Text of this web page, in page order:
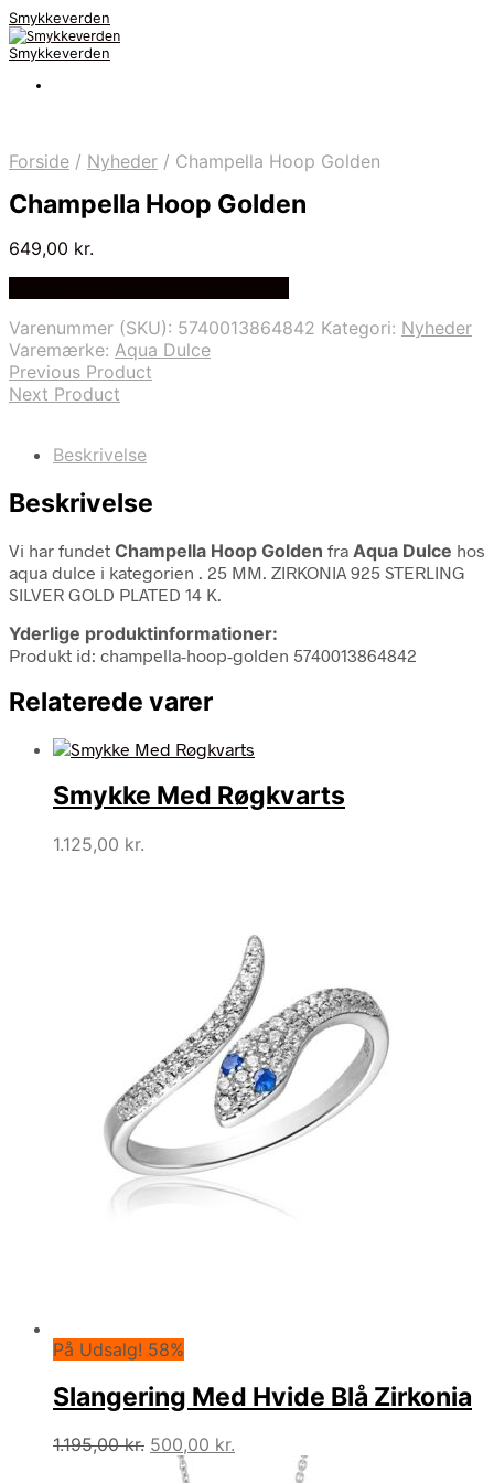
Smykkeverden
Smykkeverden
Forside / Nyheder / Champella Hoop Golden
Champella Hoop Golden
649,00 kr.
Varenummer (SKU): 5740013864842 Kategori: Nyheder
Varemærke: Aqua Dulce
Previous Product
Next Product
Beskrivelse
Beskrivelse
Vi har fundet Champella Hoop Golden fra Aqua Dulce hos
aqua dulce i kategorien . 25 MM. ZIRKONIA 925 STERLING
SILVER GOLD PLATED 14 K.
Yderlige produktinformationer:
Produkt id: champella-hoop-golden 5740013864842
Relaterede varer
Smykke Med Røgkvarts
1.125,00 kr.
På Udsalg! 58%
Slangering Med Hvide Blå Zirkonia
1.195,00kr. Den
oprindelige
500,00 kr.
aktuelle